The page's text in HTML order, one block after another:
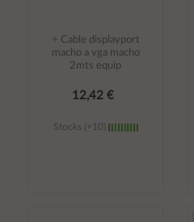
÷ Cable displayport
macho a vga macho
2mts equip
12,42 €
Stocks (+10)